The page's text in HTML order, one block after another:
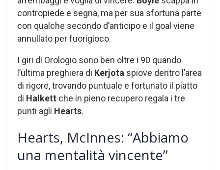
contropiede e segna, ma per sua sfortuna parte
con qualche secondo d’anticipo e il goal viene
annullato per fuorigioco.
I giri di Orologio sono ben oltre i 90 quando
l’ultima preghiera di Kerjota spiove dentro l’area
di rigore, trovando puntuale e fortunato il piatto
di Halkett che in pieno recupero regala i tre
punti agli Hearts.
Hearts, McInnes: “Abbiamo
una mentalità vincente”